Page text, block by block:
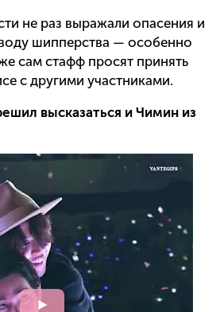
не раз выражали опасения и
шипперства — особенно
сам стафф просят принять
с другими участниками.
высказаться и Чимин из